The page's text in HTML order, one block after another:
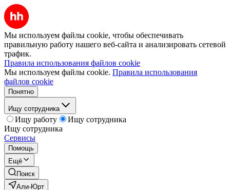
Мы используем файлы cookie, чтобы обеспечивать
правильную работу нашего веб-сайта и анализировать сетевой
трафик.
Правила использования файлов cookie
Мы используем файлы cookie. Правила использования
файлов cookie
Понятно
Ищу сотрудника
Ищу работу
Ищу сотрудника
Ищу сотрудника
Сервисы
Помощь
Ещё
Поиск
Али-Юрт